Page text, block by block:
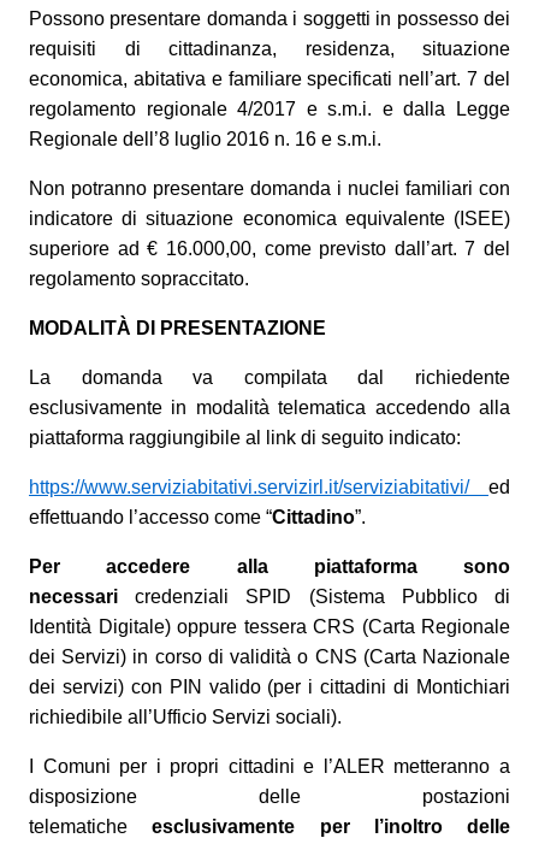
Possono presentare domanda i soggetti in possesso dei
requisiti di cittadinanza, residenza, situazione
economica, abitativa e familiare specificati nell’art. 7 del
regolamento regionale 4/2017 e s.m.i. e dalla Legge
Regionale dell’8 luglio 2016 n. 16 e s.m.i.
Non potranno presentare domanda i nuclei familiari con
indicatore di situazione economica equivalente (ISEE)
superiore ad € 16.000,00, come previsto dall’art. 7 del
regolamento sopraccitato.
MODALITÀ DI PRESENTAZIONE
La domanda va compilata dal richiedente
esclusivamente in modalità telematica accedendo alla
piattaforma raggiungibile al link di seguito indicato:
https://www.serviziabitativi.servizirl.it/serviziabitativi/ ed
effettuando l’accesso come “Cittadino”.
Per accedere alla piattaforma sono
necessaricredenziali SPID (Sistema Pubblico di
Identità Digitale) oppure tessera CRS (Carta Regionale
dei Servizi) in corso di validità o CNS (Carta Nazionale
dei servizi) con PIN valido (per i cittadini di Montichiari
richiedibile all’Ufficio Servizi sociali).
I Comuni per i propri cittadini e l’ALER metteranno a
disposizione delle postazioni
telematicheesclusivamente per l’inoltro delle